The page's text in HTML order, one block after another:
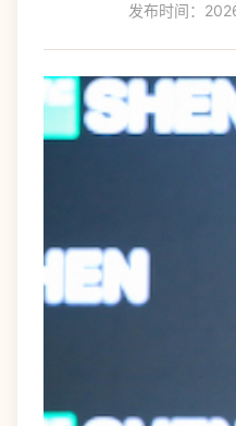
发布时间：